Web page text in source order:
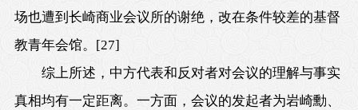
场也遭到长崎商业会议所的谢绝，改在条件较差的基督
教青年会馆。
[27]
综上所述，中方代表和反对者对会议的理解与事实
真相均有一定距离。一方面，会议的发起者为岩崎勳、